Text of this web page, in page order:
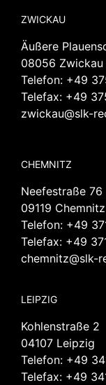
ZWICKAU
Äußere
08056 Zwickau
Telefon: +49
Telefax: +49
zwickau@slk-
CHEMNITZ
Neefestraße 76
09119 Chemnitz
Telefon: +49
Telefax: +49
chemnitz@slk-
LEIPZIG
Kohlenstraße 2
04107 Leipzig
Telefon: +49
Telefax: +49